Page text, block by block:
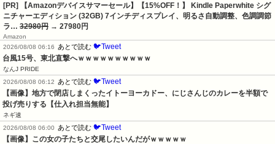
[PR] 【Amazonデバイスサマーセール】【15%OFF！】 Kindle Paperwhite シグ
ニチャーエディション (32GB) 7インチディスプレイ、明るさ自動調整、色調調節
ラ… 32980円 → 27980円
Amazon
2026/08/08 06:16
あとで読む 🐦Tweet
台風15号、東北直撃へｗｗｗｗｗｗｗｗｗｗ
なんJ PRIDE
2026/08/08 06:12
あとで読む 🐦Tweet
【画像】地方で閉店しまくったイトーヨーカドー、にじさんじのカレーを半額で
投げ売りする【仕入れ担当無能】
ネギ速
2026/08/08 06:00
あとで読む 🐦Tweet
【画像】この女の子たちと交尾したいんだがｗｗｗｗｗ